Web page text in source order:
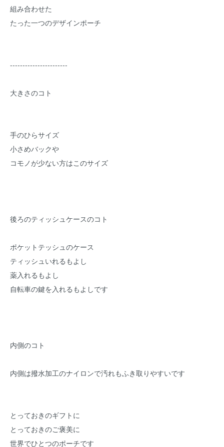
組み合わせた
たった一つのデザインポーチ
-----------------------
大きさのコト
手のひらサイズ
小さめバックや
コモノが少ない方はこのサイズ
後ろのティッシュケースのコト
ポケットテッシュのケース
ティッシュいれるもよし
薬入れるもよし
自転車の鍵を入れるもよしです
内側のコト
内側は撥水加工のナイロンで汚れもふき取りやすいです
とっておきのギフトに
とっておきのご褒美に
世界でひとつのポーチです